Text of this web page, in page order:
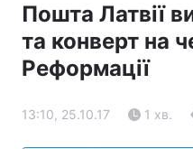
Пошта Латвії
та конверт на
Реформації
13:10, 25.10.17 1 хв.